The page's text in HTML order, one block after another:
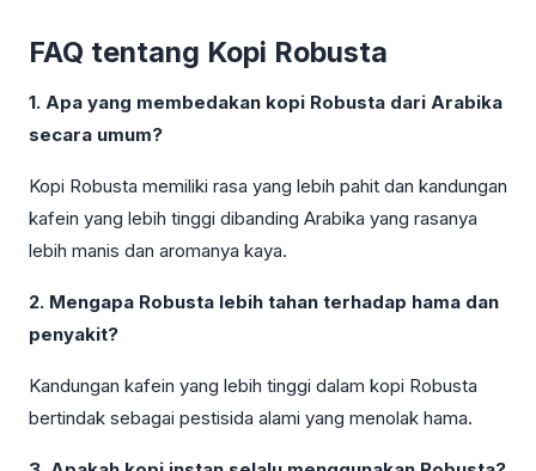
FAQ tentang Kopi Robusta
1. Apa yang membedakan kopi Robusta dari Arabika
secara umum?
Kopi Robusta memiliki rasa yang lebih pahit dan kandungan
kafein yang lebih tinggi dibanding Arabika yang rasanya
lebih manis dan aromanya kaya.
2. Mengapa Robusta lebih tahan terhadap hama dan
penyakit?
Kandungan kafein yang lebih tinggi dalam kopi Robusta
bertindak sebagai pestisida alami yang menolak hama.